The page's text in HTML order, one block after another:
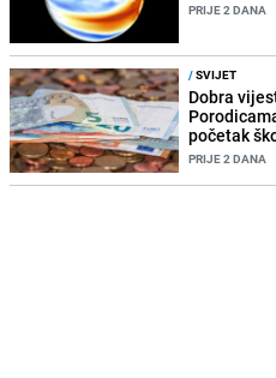
PRIJE 2 DANA
/SVIJET
Dobra
početak
PRIJE 2 DANA